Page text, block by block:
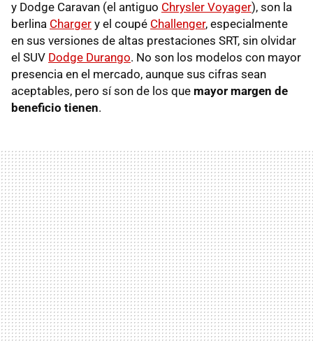
y Dodge Caravan (el antiguo Chrysler Voyager), son la
berlina Charger y el coupé Challenger, especialmente
en sus versiones de altas prestaciones SRT, sin olvidar
el SUV Dodge Durango. No son los modelos con mayor
presencia en el mercado, aunque sus cifras sean
aceptables, pero sí son de los que mayor margen de
beneficio tienen.